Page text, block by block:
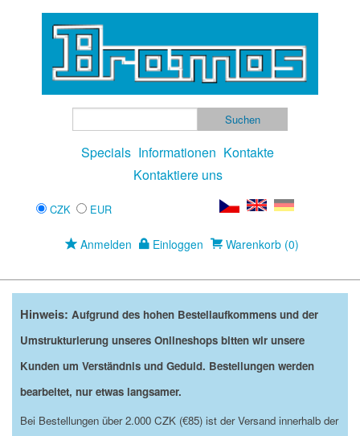
Specials Informationen Kontakte
Kontaktiere uns
CZK EUR
Anmelden Einloggen Warenkorb (0)
Hinweis: Aufgrund des hohen Bestellaufkommens und der
Umstrukturierung unseres Onlineshops bitten wir unsere
Kunden um Verständnis und Geduld. Bestellungen werden
bearbeitet, nur etwas langsamer.
Bei Bestellungen über 2.000 CZK (€85) ist der Versand innerhalb der